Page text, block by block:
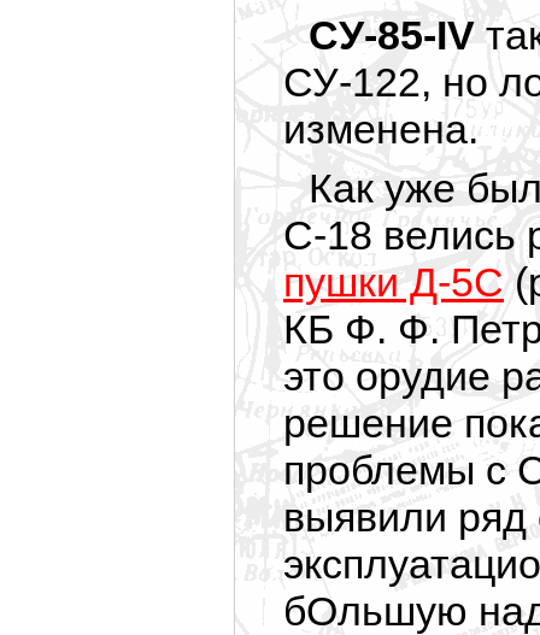
СУ-85-IV
СУ-122, но
изменена.
Как уже
С-18 велись
пушки Д-5С
КБ Ф. Ф.
это орудие
решение
проблемы с
выявили
бОльшую